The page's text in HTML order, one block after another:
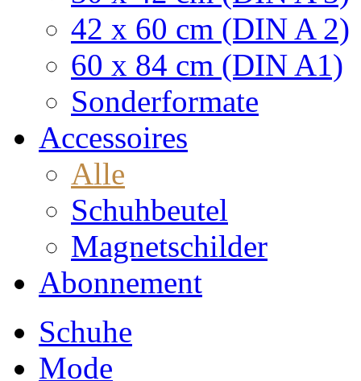
42 x 60 cm (DIN A 2)
60 x 84 cm (DIN A1)
Sonderformate
Accessoires
Alle
Schuhbeutel
Magnetschilder
Abonnement
Schuhe
Mode